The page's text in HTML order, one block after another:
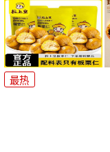
最热